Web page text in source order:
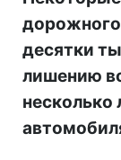
десятки
лишению
несколько